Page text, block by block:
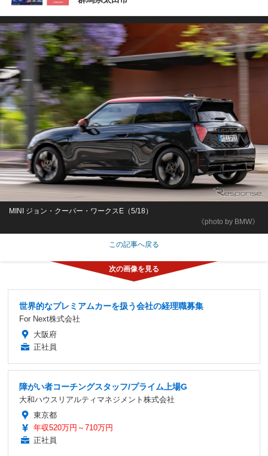
《photo by BMW》
MINI ジョン・クーパー・ワークスE（5/18）
この記事へ戻る
世界的なプレミアムカーを扱う会社の経理職募集
For Next株式会社
大阪府
正社員
障がい者コーチングスタッフ/プライム上場G
大和ハウスリアルティマネジメント株式会社
東京都
年収520万円～710万円
正社員